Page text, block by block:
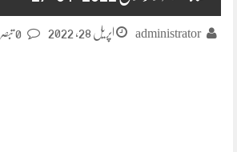
administrator اپریل 28, 2022